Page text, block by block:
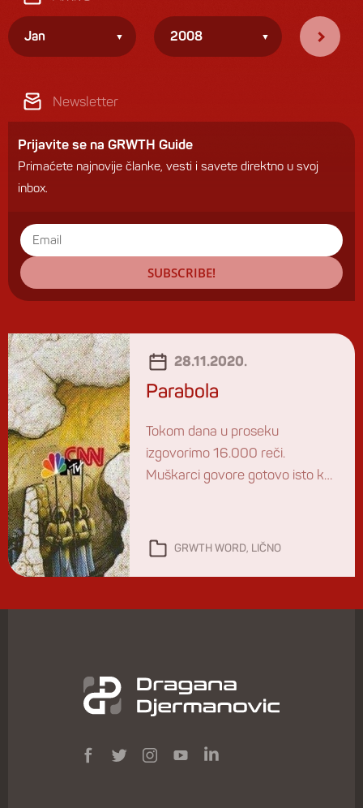
Jan 2008
Newsletter
Prijavite se na GRWTH Guide
Primaćete najnovije članke, vesti i savete direktno u svoj
inbox.
SUBSCRIBE!
28.11.2020.
Parabola
Tokom dana u proseku
izgovorimo 16.000 reči.
Muškarci govore gotovo isto kao
najpričljivijih ispitanika su
muškarci koji izgovaraju čak oko
logička zabluda: pozivanje na
engleskom jeziku, […]
GRWTH WORD, LIČNO